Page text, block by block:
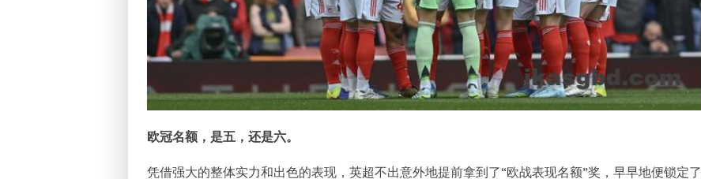
欧冠名额，是五，还是六。
凭借强大的整体实力和出色的表现，英超不出意外地提前拿到了“欧战表现名额”奖，早早地便锁定了